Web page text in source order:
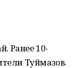
Ранее 10-
Туймазов.